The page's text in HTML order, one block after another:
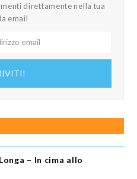
direttamente nella tua
email
– In cima allo